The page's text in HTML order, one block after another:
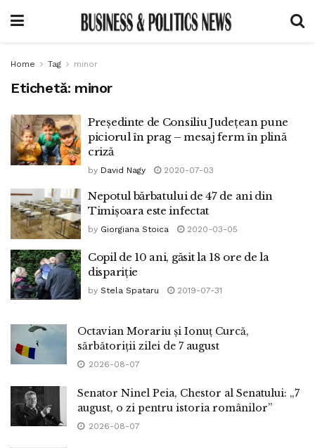
Home Tag minor
Etichetă: minor
Președinte de Consiliu Județean pune
piciorul în prag – mesaj ferm în plină
criză
by David Nagy 2020-07-03
Nepotul bărbatului de 47 de ani din
Timișoara este infectat
by Giorgiana Stoica 2020-03-05
Copil de 10 ani, găsit la 18 ore de la
dispariție
by Stela Spataru 2019-07-31
Octavian Morariu și Ionuț Curcă,
sărbătoriții zilei de 7 august
2026-08-07
Senator Ninel Peia, Chestor al Senatului: „7
august, o zi pentru istoria românilor”
2026-08-07